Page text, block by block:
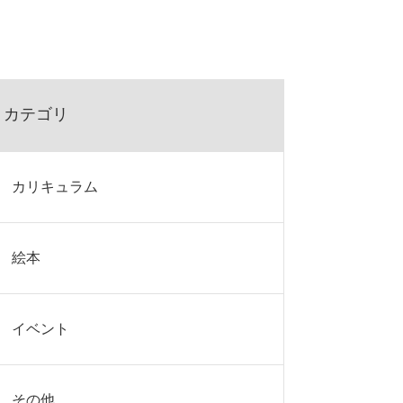
カテゴリ
カリキュラム
絵本
イベント
その他